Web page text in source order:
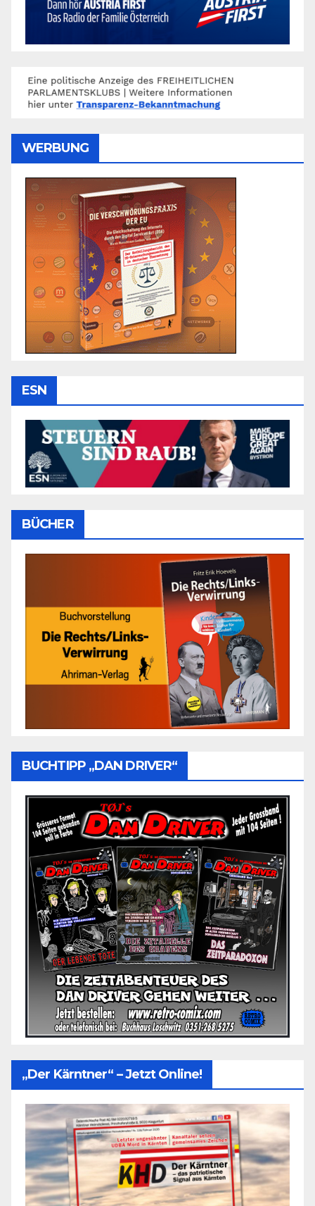
WERBUNG
ESN
BÜCHER
BUCHTIPP „DAN DRIVER“
„Der Kärntner“ – Jetzt Online!